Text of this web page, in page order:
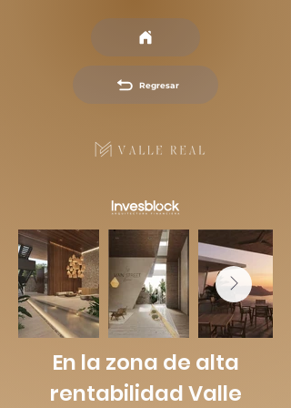
Regresar
En la zona de alta
rentabilidad Valle